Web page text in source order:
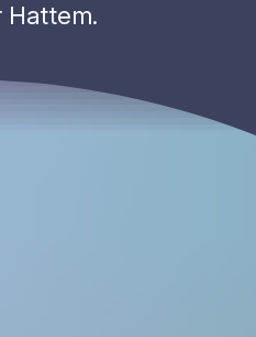
Hattem.